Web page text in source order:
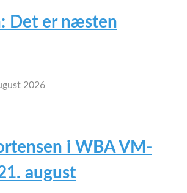
Det er næsten
2026
i WBA VM-
august